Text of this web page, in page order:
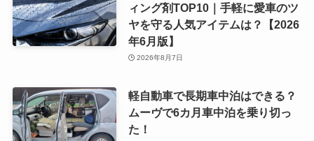
ィング剤TOP10｜手軽に愛車のツ
ヤを守る人気アイテムは？【2026
年6月版】
2026年8月7日
軽自動車で長期車中泊はできる？
ムーヴで6カ月車中泊を乗り切っ
た！